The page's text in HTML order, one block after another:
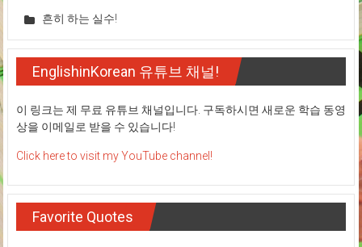
흔히 하는 실수!
EnglishinKorean 유튜브 채널!
이 링크는 제 무료 유튜브 채널입니다. 구독하시면 새로운 학습 동영
상을 이메일로 받을 수 있습니다!
Click here to visit my YouTube channel!
Favorite Quotes